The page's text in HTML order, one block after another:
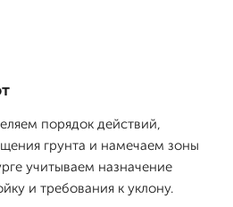
порядок действий,
грунта и намечаем зоны
учитываем назначение
и требования к уклону.